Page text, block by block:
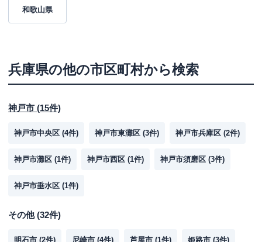
和歌山県
兵庫県の他の市区町村から検索
神戸市 (15件)
神戸市中央区 (4件) 神戸市東灘区 (3件) 神戸市兵庫区 (2件)
神戸市灘区 (1件) 神戸市西区 (1件) 神戸市須磨区 (3件)
神戸市垂水区 (1件)
その他(32件)
明石市 (2件) 尼崎市 (4件) 芦屋市 (1件) 姫路市 (3件)